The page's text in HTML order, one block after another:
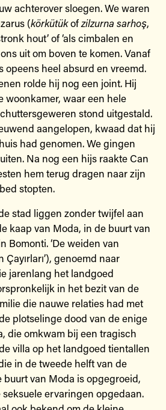
achterover sloegen. We waren
(körkütükofzilzurna sarhoş,
hout’ of ‘als cimbalen en
ons uit om boven te komen. Vanaf
opeens heel absurd en vreemd.
rolde hij nog een joint. Hij
woonkamer, waar een hele
stond uitgestald.
aangelopen, kwaad dat hij
had genomen. We gingen
Na nog een hijs raakte Can
hem terug dragen naar zijn
stopten.
stad liggen zonder twijfel aan
kaap van Moda, in de buurt van
Bomonti. ‘De weiden van
Çayırları’), genoemd naar
jarenlang het landgoed
in het bezit van de
die nauwe relaties had met
plotselinge dood van de enige
die omkwam bij een tragisch
villa op het landgoed tientallen
in de tweede helft van de
van Moda is opgegroeid,
ervaringen opgedaan.